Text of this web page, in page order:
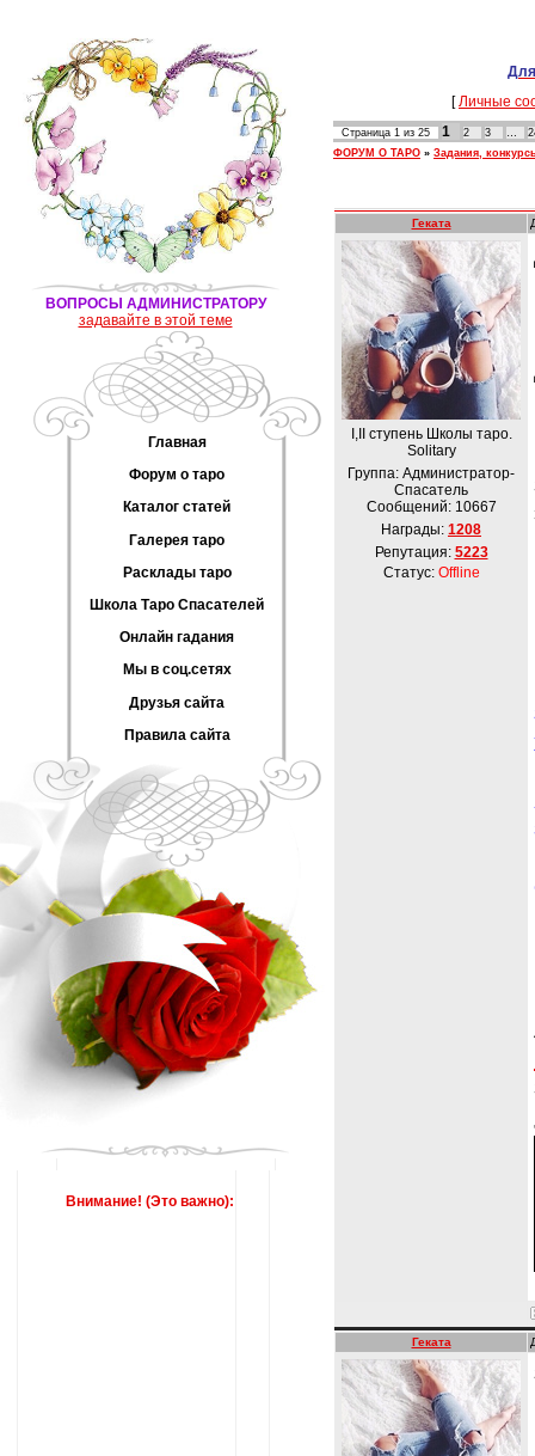
ВОПРОСЫ АДМИНИСТРАТОРУ
задавайте в этой теме
Главная
Форум о таро
Каталог статей
Галерея таро
Расклады таро
Школа Таро Спасателей
Онлайн гадания
Мы в соц.сетях
Друзья сайта
Правила сайта
Внимание! (Это важно):
[ Личные
Страница 1 из 25 1 2 3 …
ФОРУМ О ТАРО » Задания,
Геката
I,II ступень Школы таро.
Solitary
Группа: Администратор-
Спасатель
Сообщений: 10667
Награды: 1208
Репутация: 5223
Статус: Offline
Геката